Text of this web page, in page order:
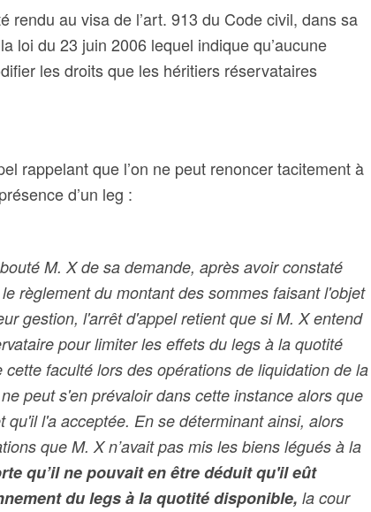
rendu au visa de l’art. 913 du Code civil, dans sa
loi du 23 juin 2006 lequel indiquequ’aucune
les droits que les héritiers réservataires
rappelant que l’on ne peut renoncer tacitement à
d’un leg :
M. X de sa demande, après avoir constaté
règlement du montant des sommes faisant l'objet
gestion, l'arrêt d'appel retient que si M. X entend
pour limiter les effets du legs à la quotité
faculté lors des opérations de liquidation de la
peut s'en prévaloir dans cette instance alors que
qu'il l'a acceptée. En se déterminant ainsi, alors
que M. X n’avait pas mis les biens légués à la
qu’il ne pouvait en être déduit qu'il eût
du legs à la quotité disponible, la cour